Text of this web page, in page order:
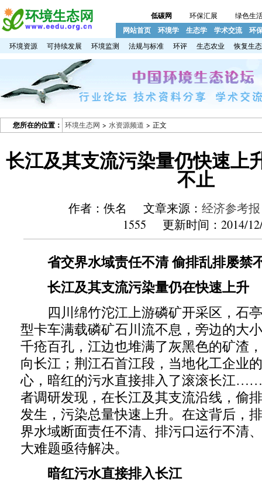
低碳网 环保汇展 绿色生
网站首页 环境学 生态学 学术交流 环
环境资源 可持续发展 环境监测 法规与标准 环评 生态农业 恢复生态
您所在的位置： 环境生态网 > 水资源频道 > 正文
长江及其支流污染量仍快速上
不止
作者：佚名 文章来源： 经济参考报
1555 更新时间：2014/
省交界水域责任不清 偷排乱排屡禁
长江及其支流污染量仍在快速上升
四川绵竹沱江上游磷矿开采区，石
型卡车满载磷矿石川流不息，旁边的大
千疮百孔，江边也堆满了灰黑色的矿渣
向长江；荆江石首江段，当地化工企业
心，暗红的污水直接排入了滚滚长江
者调研发现，在长江及其支流沿线，偷
发生，污染总量快速上升。在这背后，
界水域断面责任不清、排污口运行不清
大难题亟待解决。
暗红污水直接排入长江